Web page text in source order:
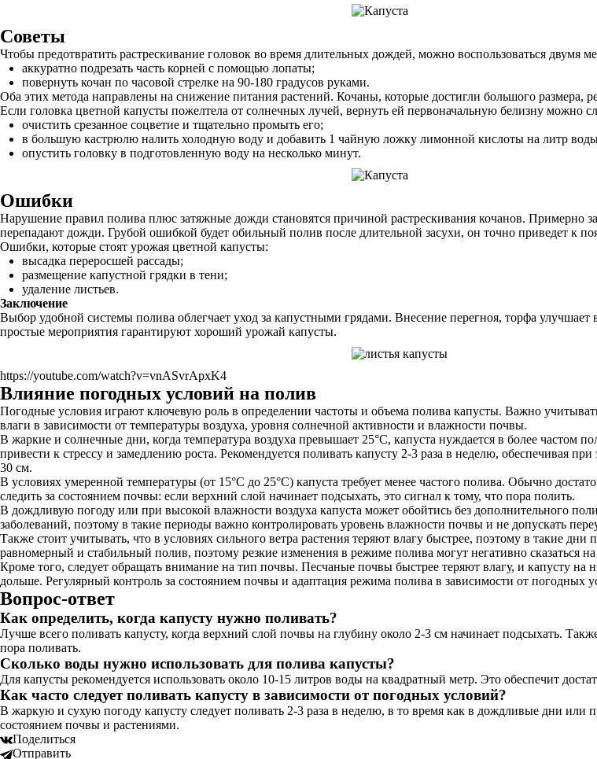
Советы
Чтобы предотвратить растрескивание головок во время длительных дождей, можно воспользоваться двумя
аккуратно подрезать часть корней с помощью лопаты;
повернуть кочан по часовой стрелке на 90-180 градусов руками.
Оба этих метода направлены на снижение питания растений. Кочаны, которые достигли большого размера,
Если головка цветной капусты пожелтела от солнечных лучей, вернуть ей первоначальную белизну можно
очистить срезанное соцветие и тщательно промыть его;
в большую кастрюлю налить холодную воду и добавить 1 чайную ложку лимонной кислоты на литр
опустить головку в подготовленную воду на несколько минут.
Ошибки
Нарушение правил полива плюс затяжные дожди становятся причиной растрескивания кочанов. Примерно
перепадают дожди. Грубой ошибкой будет обильный полив после длительной засухи, он точно приведет к
Ошибки, которые стоят урожая цветной капусты:
высадка переросшей рассады;
размещение капустной грядки в тени;
удаление листьев.
Заключение
Выбор удобной системы полива облегчает уход за капустными грядами. Внесение перегноя, торфа
простые мероприятия гарантируют хороший урожай капусты.
https://youtube.com/watch?v=vnASvrApxK4
Влияние погодных условий на полив
Погодные условия играют ключевую роль в определении частоты и объема полива капусты. Важно
влаги в зависимости от температуры воздуха, уровня солнечной активности и влажности почвы.
В жаркие и солнечные дни, когда температура воздуха превышает 25°C, капуста нуждается в более частом
привести к стрессу и замедлению роста. Рекомендуется поливать капусту 2-3 раза в неделю, обеспечивая
30 см.
В условиях умеренной температуры (от 15°C до 25°C) капуста требует менее частого полива. Обычно
следить за состоянием почвы: если верхний слой начинает подсыхать, это сигнал к тому, что пора полить.
В дождливую погоду или при высокой влажности воздуха капуста может обойтись без дополнительного
заболеваний, поэтому в такие периоды важно контролировать уровень влажности почвы и не допускать
Также стоит учитывать, что в условиях сильного ветра растения теряют влагу быстрее, поэтому в такие
равномерный и стабильный полив, поэтому резкие изменения в режиме полива могут негативно сказаться на
Кроме того, следует обращать внимание на тип почвы. Песчаные почвы быстрее теряют влагу, и капусту
дольше. Регулярный контроль за состоянием почвы и адаптация режима полива в зависимости от погодных
Вопрос-ответ
Как определить, когда капусту нужно поливать?
Лучше всего поливать капусту, когда верхний слой почвы на глубину около 2-3 см начинает подсыхать.
пора поливать.
Сколько воды нужно использовать для полива капусты?
Для капусты рекомендуется использовать около 10-15 литров воды на квадратный метр. Это обеспечит
Как часто следует поливать капусту в зависимости от погодных условий?
В жаркую и сухую погоду капусту следует поливать 2-3 раза в неделю, в то время как в дождливые дни или
состоянием почвы и растениями.
Поделиться
Отправить